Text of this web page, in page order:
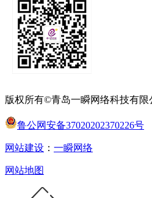
版权所有©青岛一瞬网络科技有限
鲁公网安备37020202370226号
网站建设 ： 一瞬网络
网站地图